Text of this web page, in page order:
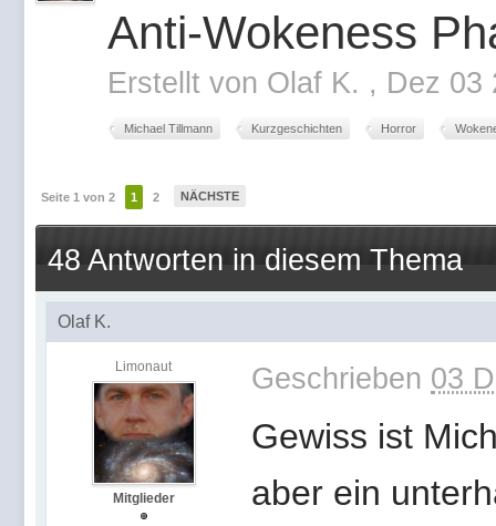
Anti-Wokeness
Erstellt von Olaf K. , Dez 03
Michael Tillmann Kurzgeschichten Horror
Seite 1 von 2 1 2 NÄCHSTE
48 Antworten in diesem Thema
Olaf K.
Limonaut
Mitglieder
Geschrieben 03
Gewiss ist
aber ein